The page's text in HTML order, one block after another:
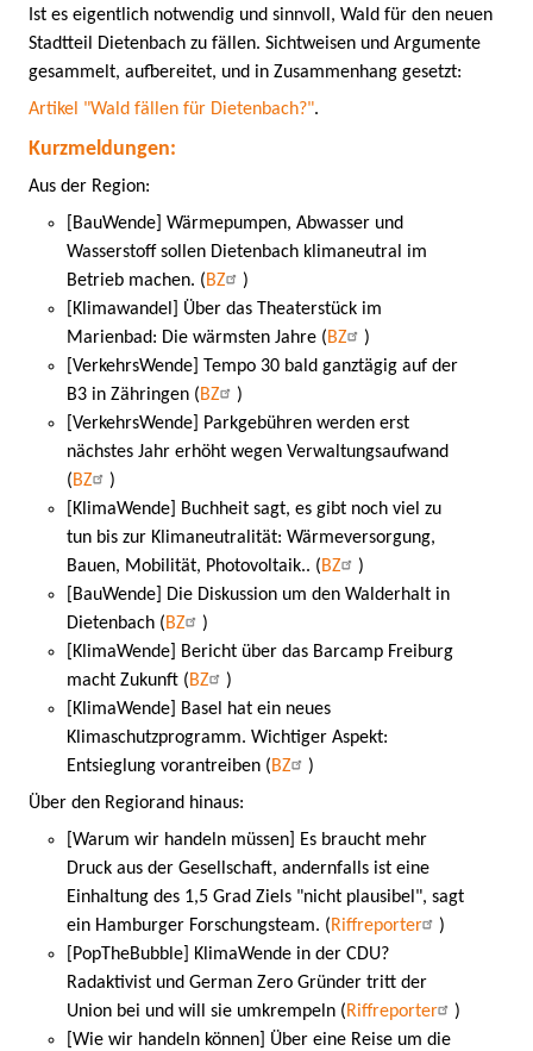
Ist es eigentlich notwendig und sinnvoll, Wald für den neuen
Stadtteil Dietenbach zu fällen. Sichtweisen und Argumente
gesammelt, aufbereitet, und in Zusammenhang gesetzt:
Artikel "Wald fällen für Dietenbach?".
Kurzmeldungen:
Aus der Region:
[BauWende] Wärmepumpen, Abwasser und
Wasserstoff sollen Dietenbach klimaneutral im
Betrieb machen. (BZ
)
[Klimawandel] Über das Theaterstück im
Marienbad: Die wärmsten Jahre (BZ
)
[VerkehrsWende] Tempo 30 bald ganztägig auf der
B3 in Zähringen (BZ
)
[VerkehrsWende] Parkgebühren werden erst
nächstes Jahr erhöht wegen Verwaltungsaufwand
(BZ
)
[KlimaWende] Buchheit sagt, es gibt noch viel zu
tun bis zur Klimaneutralität: Wärmeversorgung,
Bauen, Mobilität, Photovoltaik.. (BZ
)
[BauWende] Die Diskussion um den Walderhalt in
Dietenbach (BZ
)
[KlimaWende] Bericht über das Barcamp Freiburg
macht Zukunft (BZ
)
[KlimaWende] Basel hat ein neues
Klimaschutzprogramm. Wichtiger Aspekt:
Entsieglung vorantreiben (BZ
)
Über den Regiorand hinaus:
[Warum wir handeln müssen] Es braucht mehr
Druck aus der Gesellschaft, andernfalls ist eine
Einhaltung des 1,5 Grad Ziels "nicht plausibel", sagt
ein Hamburger Forschungsteam. (Riffreporter
)
[PopTheBubble] KlimaWende in der CDU?
Radaktivist und German Zero Gründer tritt der
Union bei und will sie umkrempeln (Riffreporter
)
[Wie wir handeln können] Über eine Reise um die